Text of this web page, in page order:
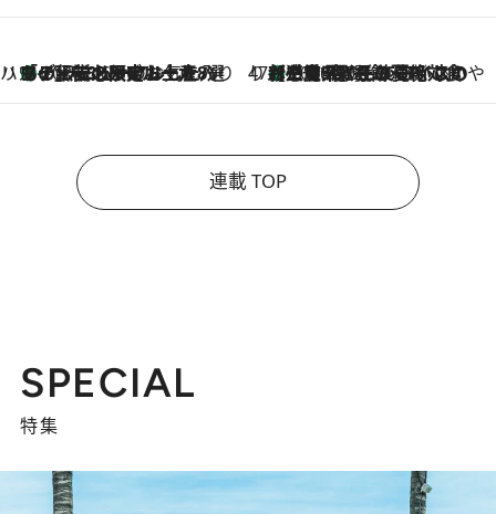
ハワイ賢者 リサのお気に入りリスト2026.8.6
あの伝説の限定トートも！ リニューアルした「ディーン＆デルーカ ハワイ」で必須のお土産8選 47都道府県の手みやげ ひんやりスイーツで夏を満喫
2026.8.6
【三重県】この夏絶対食べたい 冷やしておいしいおやつ3選 お餅×アイスの新感覚スイーツ
連載 TOP
SPECIAL
特集